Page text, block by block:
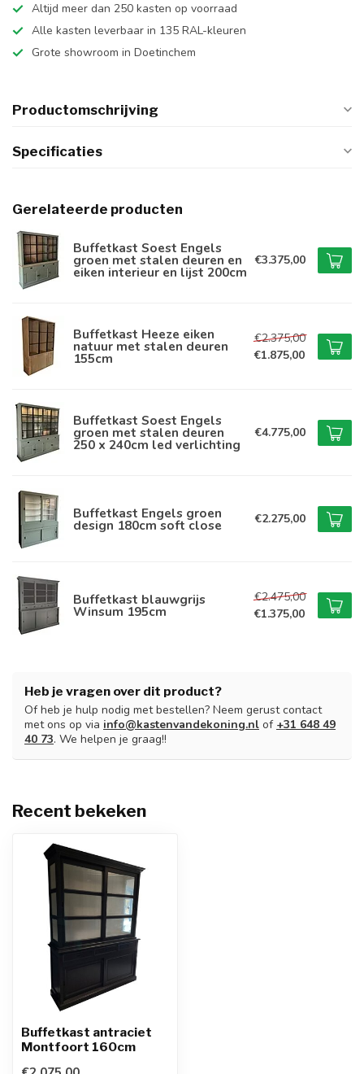
Altijd meer dan 250 kasten op voorraad
Alle kasten leverbaar in 135 RAL-kleuren
Grote showroom in Doetinchem
Productomschrijving
Specificaties
Gerelateerde producten
Buffetkast Soest Engels
groen met stalen deuren en
eiken interieur en lijst 200cm
€3.375,00
Buffetkast Heeze eiken
natuur met stalen deuren
155cm
€2.375,00
€1.875,00
Buffetkast Soest Engels
groen met stalen deuren
250 x 240cm led verlichting
€4.775,00
Buffetkast Engels groen
design 180cm soft close €2.275,00
Buffetkast blauwgrijs
Winsum 195cm
€2.475,00
€1.375,00
Heb je vragen over dit product?
Of heb je hulp nodig met bestellen? Neem gerust contact
met ons op via info@kastenvandekoning.nl of +31 648 49
40 73. We helpen je graag!!
Recent bekeken
Buffetkast antraciet
Montfoort 160cm